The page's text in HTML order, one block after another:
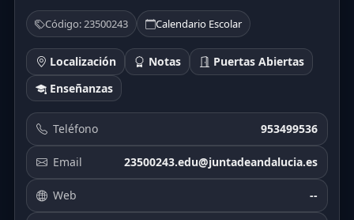
Código: 23500243 Calendario Escolar
Localización Notas
Puertas Abiertas
Enseñanzas
Teléfono 953499536
Email 23500243.edu@juntadeandalucia.es
Web --